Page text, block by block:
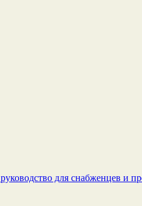
для снабженцев и